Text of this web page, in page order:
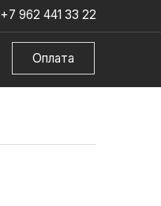
+7 962 441 33 22
Оплата